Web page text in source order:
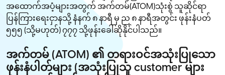
အထောက်အပံ့များအတွက် အက်တမ်(ATOM)သုံးစွဲ သူဆိုင်ရာ
ပြန်ကြားရေးငှာနသို့ နံနက် ၈ နာရီ မှ ည ၈ နာရီအတွင်း ဖုန်းနံပတ်
၅၅၅ (သို့မဟုတ်) ၇၇၇ သို့ဖုန်းခေါ်ဆိုနိုင်ပါသည်။
အက်တမ် (ATOM) ၏ တရားဝင်အသုံးပြုသော
ဖုန်းနံပါတ်များ (အသုံးပြုသူ customer များ